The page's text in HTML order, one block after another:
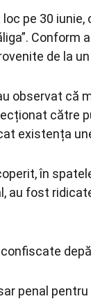
pe 30
de la
observat că
către
existența
în
au fost
penal